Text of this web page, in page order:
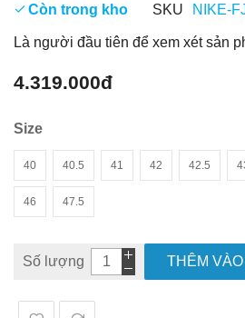
Còn trong kho SKU NIKE-
Là người đầu tiên để xem xét sản
4.319.000đ
Size
40 40.5 41 42 42.5
46 47.5
Số lượng THÊM